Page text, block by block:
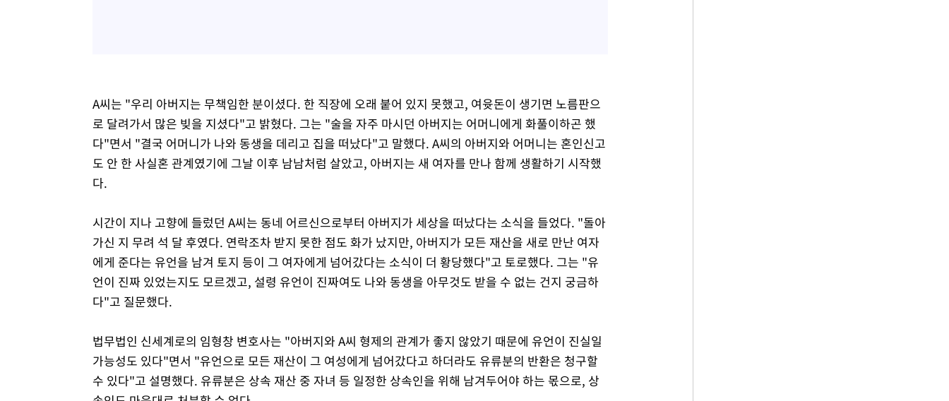
A씨는 "우리 아버지는 무책임한 분이셨다. 한 직장에 오래 붙어 있지 못했고, 여윳돈이 생기면 노름판으
로 달려가서 많은 빚을 지셨다"고 밝혔다. 그는 "술을 자주 마시던 아버지는 어머니에게 화풀이하곤 했
다"면서 "결국 어머니가 나와 동생을 데리고 집을 떠났다"고 말했다. A씨의 아버지와 어머니는 혼인신고
도 안 한 사실혼 관계였기에 그날 이후 남남처럼 살았고, 아버지는 새 여자를 만나 함께 생활하기 시작했
다.
시간이 지나 고향에 들렀던 A씨는 동네 어르신으로부터 아버지가 세상을 떠났다는 소식을 들었다. "돌아
가신 지 무려 석 달 후였다. 연락조차 받지 못한 점도 화가 났지만, 아버지가 모든 재산을 새로 만난 여자
에게 준다는 유언을 남겨 토지 등이 그 여자에게 넘어갔다는 소식이 더 황당했다"고 토로했다. 그는 "유
언이 진짜 있었는지도 모르겠고, 설령 유언이 진짜여도 나와 동생을 아무것도 받을 수 없는 건지 궁금하
다"고 질문했다.
법무법인 신세계로의 임형창 변호사는 "아버지와 A씨 형제의 관계가 좋지 않았기 때문에 유언이 진실일
가능성도 있다"면서 "유언으로 모든 재산이 그 여성에게 넘어갔다고 하더라도 유류분의 반환은 청구할
수 있다"고 설명했다. 유류분은 상속 재산 중 자녀 등 일정한 상속인을 위해 남겨두어야 하는 몫으로, 상